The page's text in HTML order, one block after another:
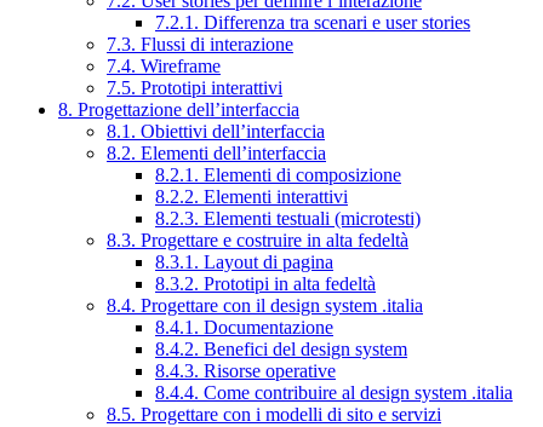
7.2.1. Differenza tra scenari e user stories
7.3. Flussi di interazione
7.4. Wireframe
7.5. Prototipi interattivi
8. Progettazione dell’interfaccia
8.1. Obiettivi dell’interfaccia
8.2. Elementi dell’interfaccia
8.2.1. Elementi di composizione
8.2.2. Elementi interattivi
8.2.3. Elementi testuali (microtesti)
8.3. Progettare e costruire in alta fedeltà
8.3.1. Layout di pagina
8.3.2. Prototipi in alta fedeltà
8.4. Progettare con il design system .italia
8.4.1. Documentazione
8.4.2. Benefici del design system
8.4.3. Risorse operative
8.4.4. Come contribuire al design system .italia
8.5. Progettare con i modelli di sito e servizi